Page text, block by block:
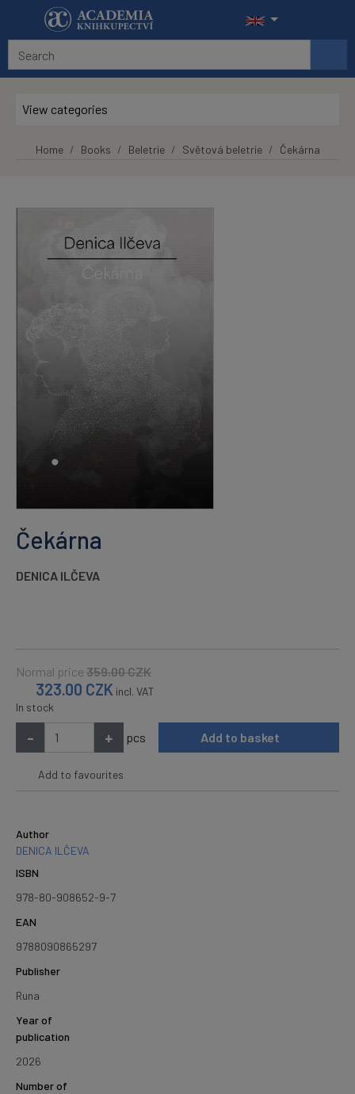
Skip to main content
View categories
Home Books Beletrie Světová beletrie Čekárna
Čekárna
DENICA ILČEVA
Normal price 359.00CZK
323.00 CZK incl. VAT
In stock
- + pcs Add to basket
Add to favourites
Author
DENICA ILČEVA
ISBN
978-80-908652-9-7
EAN
9788090865297
Publisher
Runa
Year of
publication
2026
Number of